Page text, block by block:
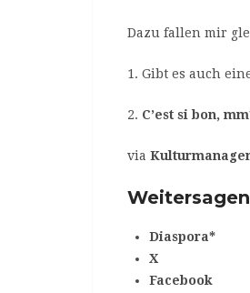
Dazu fallen mir
1. Gibt es auch
2. C’est si bon,
via
Diaspora*
X
Facebook